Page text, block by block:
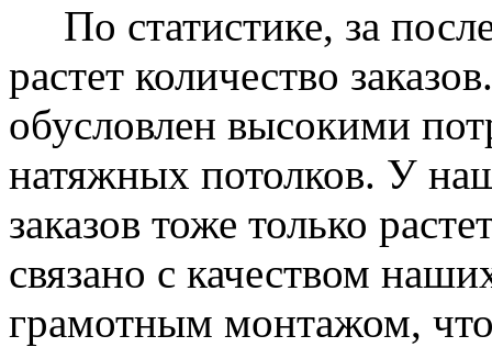
По статистике, за
растет количество
обусловлен высокими
натяжных потолков. У
заказов тоже только
связано с качеством
грамотным монтажом,